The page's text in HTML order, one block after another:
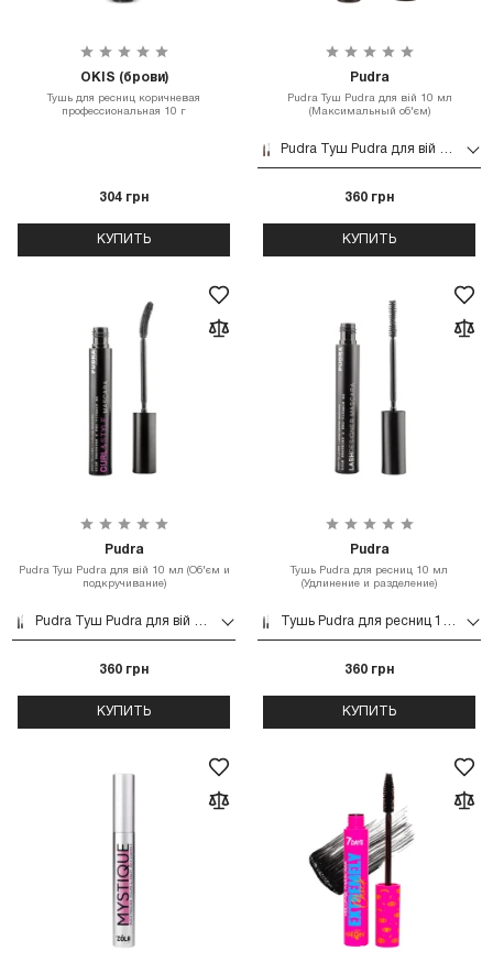
OKIS (брови)
Тушь для ресниц коричневая
профессиональная 10 г
304 грн
КУПИТЬ
Pudra
Pudra Туш Pudra для вій 10 мл
(Максимальный об'єм)
Pudra Туш Pudra для вій 10 мл (Максимальный об'єм)
360 грн
КУПИТЬ
Pudra
Pudra Туш Pudra для вій 10 мл (Об'єм и
подкручивание)
Pudra Туш Pudra для вій 10 мл (Об'єм и подкручивание)
360 грн
КУПИТЬ
Pudra
Тушь Pudra для ресниц 10 мл
(Удлинение и разделение)
Тушь Pudra для ресниц 10 мл (Удлинение и разделение)
360 грн
КУПИТЬ